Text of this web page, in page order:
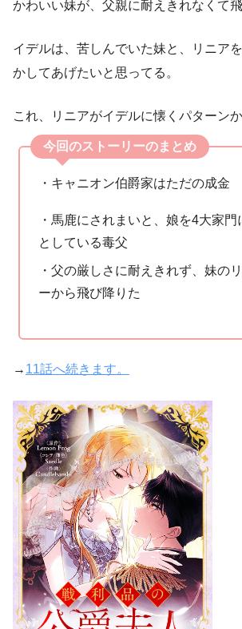
かわいい妹が、父親に耐えきれなくて
イデルは、苦しんでいた妹と、リニア
かしてあげたいと思ってる。
これ、リニアがイデルに懐くパターン
今回のストーリーのまとめ
・キャニオン伯爵家はただの成金
・馬鹿にされまいと、娘を4大家門
としている毒父
・父の厳しさに耐えきれず、妹の
ーから飛び降りた
→ 11話へ続きます。